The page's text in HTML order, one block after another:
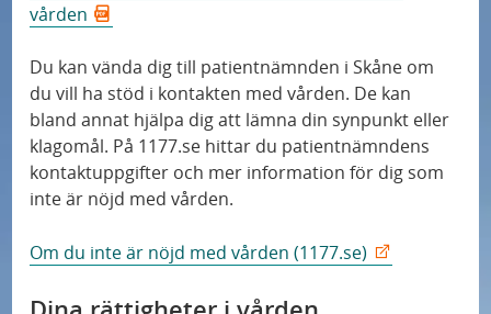
vården
Du kan vända dig till patientnämnden i Skåne om
du vill ha stöd i kontakten med vården. De kan
bland annat hjälpa dig att lämna din synpunkt eller
klagomål. På 1177.se hittar du patientnämndens
kontaktuppgifter och mer information för dig som
inte är nöjd med vården.
Om du inte är nöjd med vården (1177.se)